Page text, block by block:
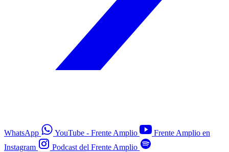
WhatsApp YouTube - Frente Amplio
Frente Amplio en
Instagram
Podcast del Frente Amplio